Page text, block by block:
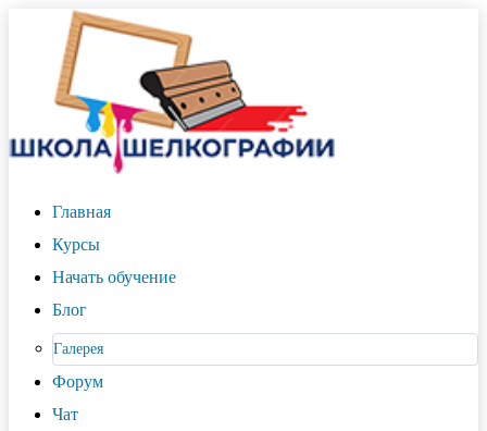
Главная
Курсы
Начать обучение
Блог
Галерея
Форум
Чат